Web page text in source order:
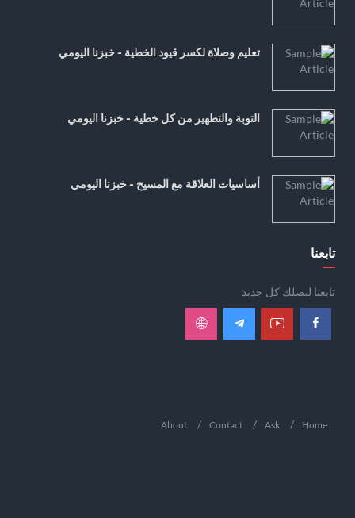
تعليم وصلاة لكسر قيود الخطية - خبزنا اليومي
التوبة والتطهير من كل خطية - خبزنا اليومي
أساسيات العلاقة مع المسيح - خبزنا اليومي
تابعنا
تابعنا ليصلك كل جديد
Home
Ask
Contact
About